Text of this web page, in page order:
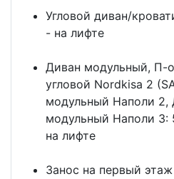
Угловой диван/
- на лифте
Диван модульный, П-
угловой Nordkisa 2
модульный Наполи 2,
модульный Наполи 3:
на лифте
Занос на первый